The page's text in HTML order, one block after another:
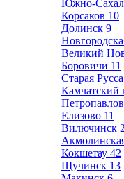
Южно-
Корсаков 10
Долинск 9
Великий
Боровичи 11
Старая Русса
Камчатский
Елизово 11
Вилючинск 2
Кокшетау 42
Щучинск 13